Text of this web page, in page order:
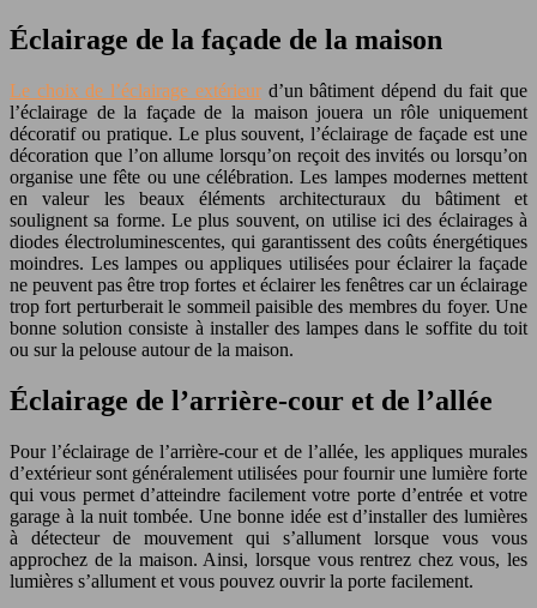
Éclairage de la façade de la maison
Le choix de l’éclairage extérieurd’un bâtiment dépend du fait que
l’éclairage de la façade de la maison jouera un rôle uniquement
décoratif ou pratique. Le plus souvent, l’éclairage de façade est une
décoration que l’on allume lorsqu’on reçoit des invités ou lorsqu’on
organise une fête ou une célébration. Les lampes modernes mettent
en valeur les beaux éléments architecturaux du bâtiment et
soulignent sa forme. Le plus souvent, on utilise ici des éclairages à
diodes électroluminescentes, qui garantissent des coûts énergétiques
moindres. Les lampes ou appliques utilisées pour éclairer la façade
ne peuvent pas être trop fortes et éclairer les fenêtres car un éclairage
trop fort perturberait le sommeil paisible des membres du foyer. Une
bonne solution consiste à installer des lampes dans le soffite du toit
ou sur la pelouse autour de la maison.
Éclairage de l’arrière-cour et de l’allée
Pour l’éclairage de l’arrière-cour et de l’allée, les appliques murales
d’extérieur sont généralement utilisées pour fournir une lumière forte
qui vous permet d’atteindre facilement votre porte d’entrée et votre
garage à la nuit tombée. Une bonne idée est d’installer des lumières
à détecteur de mouvement qui s’allument lorsque vous vous
approchez de la maison. Ainsi, lorsque vous rentrez chez vous, les
lumières s’allument et vous pouvez ouvrir la porte facilement.